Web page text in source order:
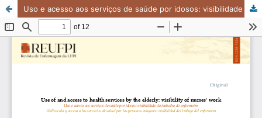
Uso e acesso aos serviços de saúde por idosos: visibilidade do trabalho do enfermeiro